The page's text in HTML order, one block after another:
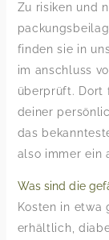
Zu risiken und
finden sie in
im anschluss
überprüft. Dort
deiner
das
also immer ein
Was sind die
Kosten in etwa
erhältlich,